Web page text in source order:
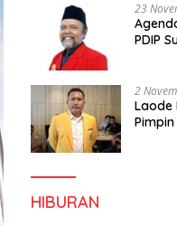
23
PDIP
2
Laode
HIBURAN